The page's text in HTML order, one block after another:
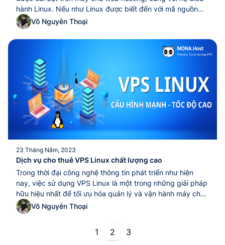
hành Linux. Nếu như Linux được biết đến với mã nguồn
mở cùng tính linh hoạt thì liệu Windows hosting có điểm gì
khác biệt không? Cùng MONA Host đi tìm hiểu...Windows
hosting là một trong hai hệ điều hành phổ biến được cài
đặt trên máy chủ web hosting, cùng với hệ điều hành
Linux. Nếu như Linux được biết đến với mã nguồn mở
cùng tính linh hoạt thì liệu Windows hosting có điểm gì
khác biệt không? Cùng MONA Host đi tìm hiểu...
Võ Nguyên Thoại
23 Tháng Năm, 2023
Dịch vụ cho thuê VPS Linux chất lượng cao
Trong thời đại công nghệ thông tin phát triển như hiện
nay, việc sử dụng VPS Linux là một trong những giải pháp
hữu hiệu nhất để tối ưu hóa quản lý và vận hành máy chủ
ảo. Tuy nhiên, với những ai chưa có đầy đủ kiến thức kỹ
thuật và kinh nghiệm trong...Trong thời đại công nghệ
là một trong những giải pháp hữu hiệu nhất để tối ưu hóa
Võ Nguyên Thoại
1 2 3